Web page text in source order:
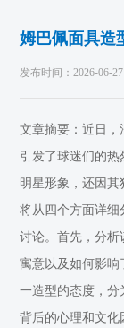
姆巴佩面具造
发布时间：2026-06-
文章摘要：近日，
引发了球迷们的
明星形象，还因
将从四个方面详细
讨论。首先，分
寓意以及如何影
一造型的态度，
背后的心理和文化